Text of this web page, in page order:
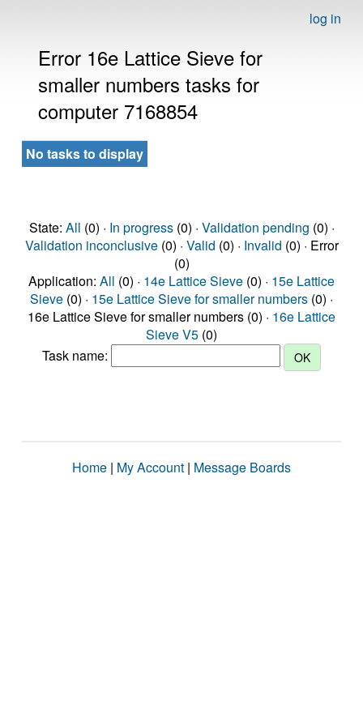
log in
Error 16e Lattice Sieve for
smaller numbers tasks for
computer 7168854
No tasks to display
State: All (0) · In progress(0) · Validation pending (0) ·
Validation inconclusive(0) · Valid (0) · Invalid (0) · Error
(0)
Application: All (0) · 14e Lattice Sieve (0) · 15e Lattice
Sieve (0) · 15e Lattice Sieve for smaller numbers (0) ·
16e Lattice Sieve for smaller numbers (0) · 16e Lattice
Sieve V5 (0)
Task name:
Home | My Account | Message Boards